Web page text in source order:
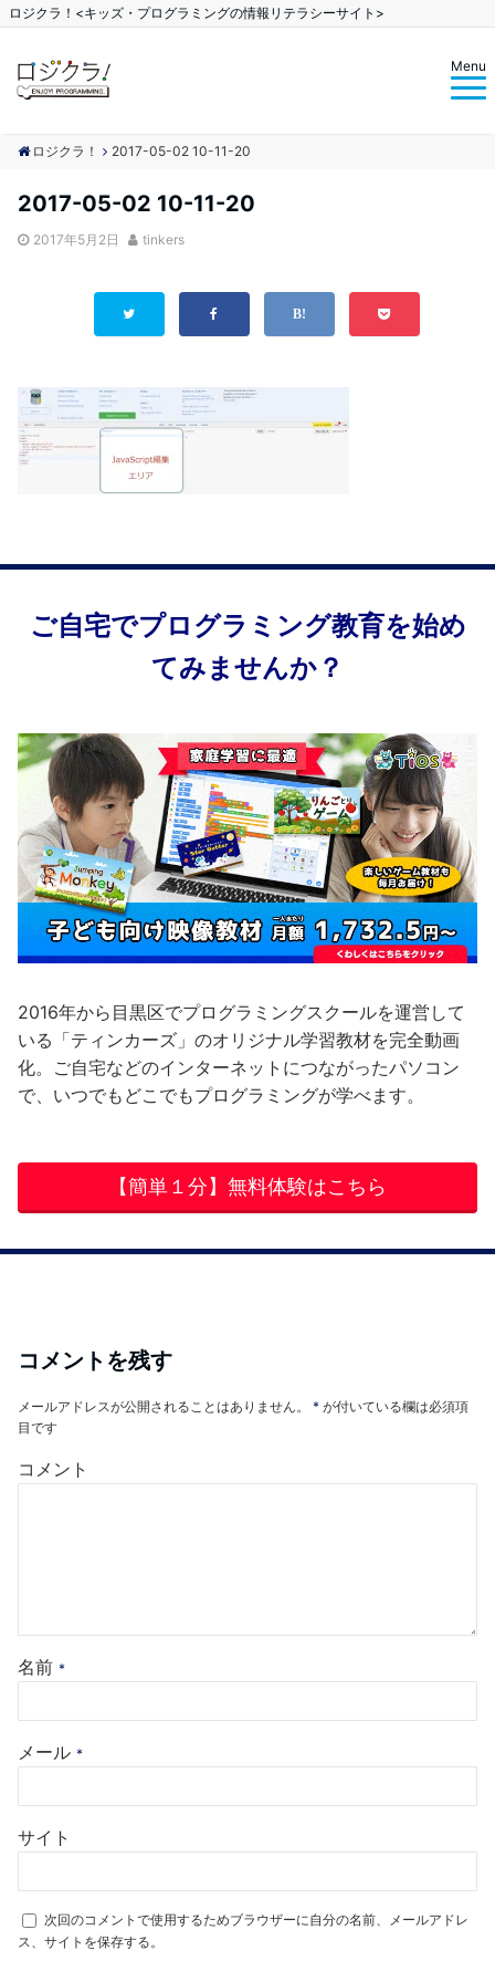
ロジクラ！<キッズ・プログラミングの情報リテラシーサイト>
Menu
ロジクラ！ 2017-05-02 10-11-20
2017-05-02 10-11-20
2017年5月2日 tinkers
ご自宅でプログラミング教育を始め
てみませんか？
2016年から目黒区でプログラミングスクールを運営して
いる「ティンカーズ」のオリジナル学習教材を完全動画
化。ご自宅などのインターネットにつながったパソコン
で、いつでもどこでもプログラミングが学べます。
【簡単１分】無料体験はこちら
コメントを残す
メールアドレスが公開されることはありません。 * が付いている欄は必須項
目です
コメント
名前 *
メール *
サイト
次回のコメントで使用するためブラウザーに自分の名前、メールアドレ
ス、サイトを保存する。